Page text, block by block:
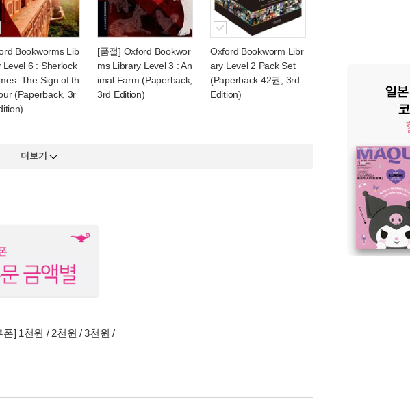
Bookworms Lib
Level 6 : Sherlock
The Sign of th
(Paperback, 3r
[품절] Oxford Bookwor
ms Library Level 3 : An
imal Farm (Paperback,
3rd Edition)
Oxford Bookworm Libr
ary Level 2 Pack Set
(Paperback 42권, 3rd
Edition)
더보기
] 1천원 / 2천원 / 3천원 /